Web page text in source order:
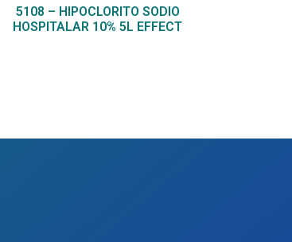
5108 – HIPOCLORITO SODIO
HOSPITALAR 10% 5L EFFECT